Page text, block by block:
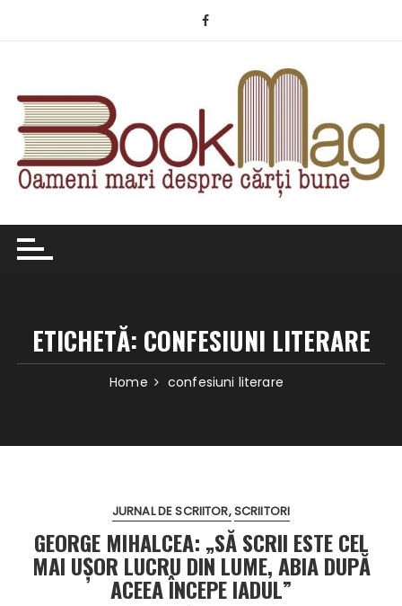
ETICHETĂ: CONFESIUNI LITERARE
Home confesiuni literare
JURNAL DE SCRIITOR SCRIITORI
GEORGE MIHALCEA: „SĂ SCRII ESTE CEL
MAI UȘOR LUCRU DIN LUME, ABIA DUPĂ
ACEEA ÎNCEPE IADUL”